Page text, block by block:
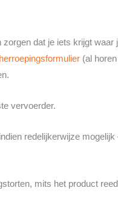
dat je iets krijgt
herroepingsformulier (al
vervoerder.
redelijkerwijze
mits het product